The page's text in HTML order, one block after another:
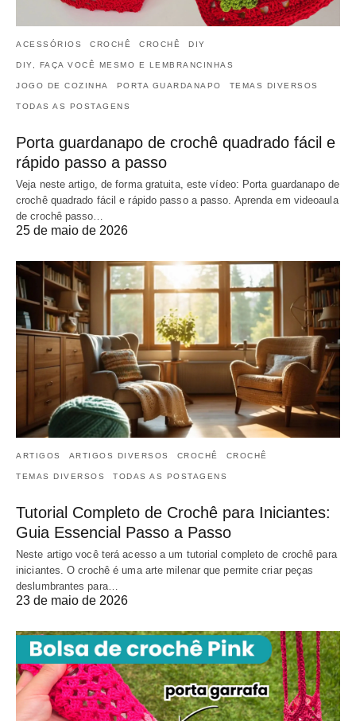
ACESSÓRIOS CROCHÊ CROCHÊ DIY
DIY, FAÇA VOCÊ MESMO E LEMBRANCINHAS
JOGO DE COZINHA PORTA GUARDANAPO TEMAS DIVERSOS
TODAS AS POSTAGENS
Porta guardanapo de crochê quadrado fácil e
rápido passo a passo
Veja neste artigo, de forma gratuita, este vídeo: Porta guardanapo de
crochê quadrado fácil e rápido passo a passo. Aprenda em videoaula
de crochê passo…
25 de maio de 2026
ARTIGOS ARTIGOS DIVERSOS CROCHÊ CROCHÊ
TEMAS DIVERSOS TODAS AS POSTAGENS
Tutorial Completo de Crochê para Iniciantes:
Guia Essencial Passo a Passo
Neste artigo você terá acesso a um tutorial completo de crochê para
iniciantes. O crochê é uma arte milenar que permite criar peças
deslumbrantes para…
23 de maio de 2026